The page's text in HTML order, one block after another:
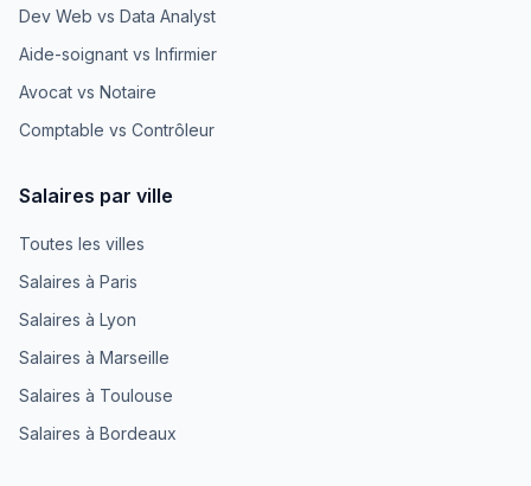
Dev Web vs Data Analyst
Aide-soignant vs Infirmier
Avocat vs Notaire
Comptable vs Contrôleur
Salaires par ville
Toutes les villes
Salaires à Paris
Salaires à Lyon
Salaires à Marseille
Salaires à Toulouse
Salaires à Bordeaux